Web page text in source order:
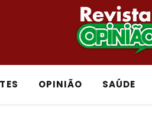
OPINIÃO SAÚDE